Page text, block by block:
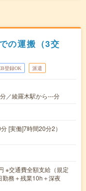
の運搬（3交
登録OK 派遣
／綾羅木駅から---分
[実働]7時間20分2）
※交通費全額支給（規定
勤務＋残業10h＋深夜